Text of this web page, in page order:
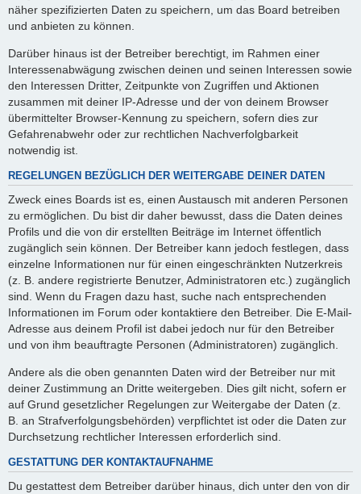
näher spezifizierten Daten zu speichern, um das Board betreiben
und anbieten zu können.
Darüber hinaus ist der Betreiber berechtigt, im Rahmen einer
Interessenabwägung zwischen deinen und seinen Interessen sowie
den Interessen Dritter, Zeitpunkte von Zugriffen und Aktionen
zusammen mit deiner IP-Adresse und der von deinem Browser
übermittelter Browser-Kennung zu speichern, sofern dies zur
Gefahrenabwehr oder zur rechtlichen Nachverfolgbarkeit
notwendig ist.
REGELUNGEN BEZÜGLICH DER WEITERGABE DEINER DATEN
Zweck eines Boards ist es, einen Austausch mit anderen Personen
zu ermöglichen. Du bist dir daher bewusst, dass die Daten deines
Profils und die von dir erstellten Beiträge im Internet öffentlich
zugänglich sein können. Der Betreiber kann jedoch festlegen, dass
einzelne Informationen nur für einen eingeschränkten Nutzerkreis
(z. B. andere registrierte Benutzer, Administratoren etc.) zugänglich
sind. Wenn du Fragen dazu hast, suche nach entsprechenden
Informationen im Forum oder kontaktiere den Betreiber. Die E-Mail-
Adresse aus deinem Profil ist dabei jedoch nur für den Betreiber
und von ihm beauftragte Personen (Administratoren) zugänglich.
Andere als die oben genannten Daten wird der Betreiber nur mit
deiner Zustimmung an Dritte weitergeben. Dies gilt nicht, sofern er
auf Grund gesetzlicher Regelungen zur Weitergabe der Daten (z.
B. an Strafverfolgungsbehörden) verpflichtet ist oder die Daten zur
Durchsetzung rechtlicher Interessen erforderlich sind.
GESTATTUNG DER KONTAKTAUFNAHME
Du gestattest dem Betreiber darüber hinaus, dich unter den von dir